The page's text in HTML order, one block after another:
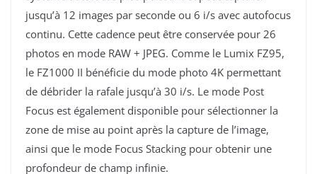
jusqu’à 12 images par seconde ou 6 i/s avec autofocus
continu. Cette cadence peut être conservée pour 26
photos en mode RAW + JPEG. Comme le Lumix FZ95,
le FZ1000 II bénéficie du mode photo 4K permettant
de débrider la rafale jusqu’à 30 i/s. Le mode Post
Focus est également disponible pour sélectionner la
zone de mise au point après la capture de l’image,
ainsi que le mode Focus Stacking pour obtenir une
profondeur de champ infinie.